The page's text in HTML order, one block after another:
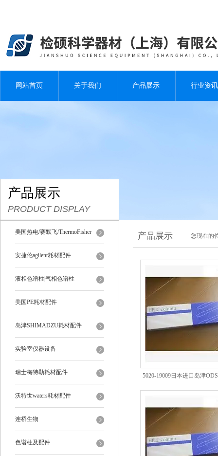
网站首页 关于我们 产品展示 行业资讯
产品展示
PRODUCT DISPLAY
美国热电/赛默飞/ThermoFisher
安捷伦agilent耗材配件
液相色谱柱|气相色谱柱
美国PE耗材配件
岛津SHIMADZU耗材配件
实验室仪器设备
瑞士梅特勒耗材配件
沃特世waters耗材配件
连桥生物
色谱柱及配件
产品展示 您现在的
5020-19009日本进口岛津
级代理商现货